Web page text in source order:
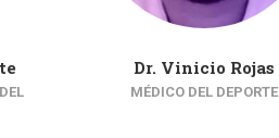
Dr. Vinicio Rojas
MÉDICO DEL DEPORTE